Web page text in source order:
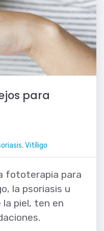
para
,Vitíligo
fototerapia para
la psoriasis u
piel, ten en